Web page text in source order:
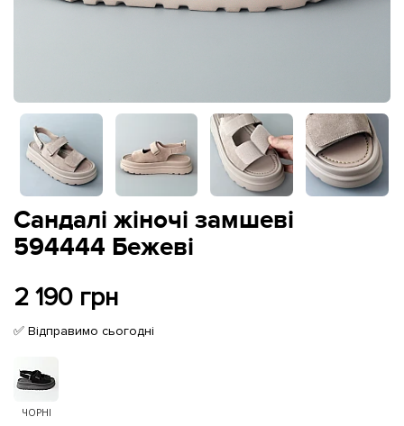
Сандалі жіночі замшеві
594444 Бежеві
2 190 грн
✅ Відправимо сьогодні
ЧОРНІ